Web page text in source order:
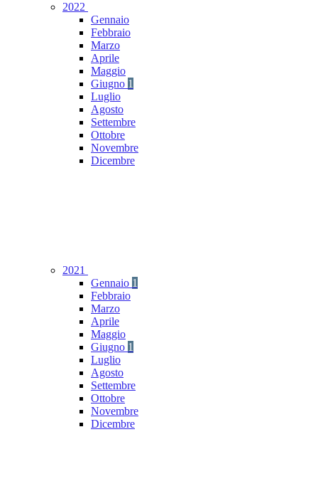
2022
Gennaio
Febbraio
Marzo
Aprile
Maggio
Giugno 1
Luglio
Agosto
Settembre
Ottobre
Novembre
Dicembre
2021
Gennaio 1
Febbraio
Marzo
Aprile
Maggio
Giugno 1
Luglio
Agosto
Settembre
Ottobre
Novembre
Dicembre